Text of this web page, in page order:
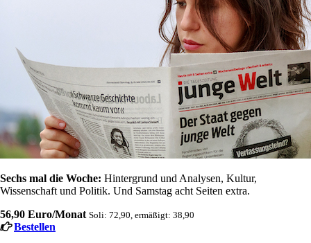
Sechs mal die Woche: Hintergrund und Analysen, Kultur,
Wissenschaft und Politik. Und Samstag acht Seiten extra.
56,90 Euro/Monat Soli: 72,90, ermäßigt: 38,90
Bestellen